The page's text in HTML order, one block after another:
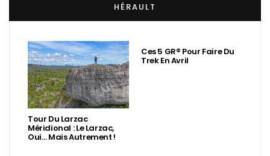
HÉRAULT
Tour Du Larzac
Méridional : Le Larzac,
Oui… Mais Autrement !
Ces 5 GR® Pour Faire Du
Trek En Avril